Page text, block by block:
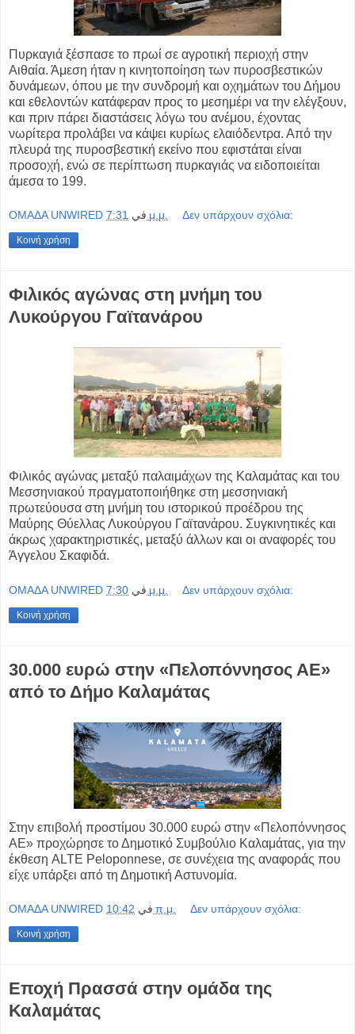
Πυρκαγιά ξέσπασε το πρωί σε αγροτική περιοχή στην
Αιθαία. Άμεση ήταν η κινητοποίηση των πυροσβεστικών
δυνάμεων, όπου με την συνδρομή και οχημάτων του Δήμου
και εθελοντών κατάφεραν προς το μεσημέρι να την ελέγξουν,
και πριν πάρει διαστάσεις λόγω του ανέμου, έχοντας
νωρίτερα προλάβει να κάψει κυρίως ελαιόδεντρα. Από την
πλευρά της πυροσβεστική εκείνο που εφιστάται είναι
προσοχή, ενώ σε περίπτωση πυρκαγιάς να ειδοποιείται
άμεσα το 199.
OMAΔΑ UNWIRED في 7:31 μ.μ. Δεν υπάρχουν σχόλια:
Κοινή χρήση
Φιλικός αγώνας στη μνήμη του
Λυκούργου Γαϊτανάρου
Φιλικός αγώνας μεταξύ παλαιμάχων της Καλαμάτας και του
Μεσσηνιακού πραγματοποιήθηκε στη μεσσηνιακή
πρωτεύουσα στη μνήμη του ιστορικού προέδρου της
Μαύρης Θύελλας Λυκούργου Γαϊτανάρου. Συγκινητικές και
άκρως χαρακτηριστικές, μεταξύ άλλων και οι αναφορές του
Άγγελου Σκαφιδά.
OMAΔΑ UNWIRED في 7:30 μ.μ. Δεν υπάρχουν σχόλια:
Κοινή χρήση
30.000 ευρώ στην «Πελοπόννησος ΑΕ»
από το Δήμο Καλαμάτας
Στην επιβολή προστίμου 30.000 ευρώ στην «Πελοπόννησος
ΑΕ» προχώρησε το Δημοτικό Συμβούλιο Καλαμάτας, για την
έκθεση ALTE Peloponnese, σε συνέχεια της αναφοράς που
είχε υπάρξει από τη Δημοτική Αστυνομία.
OMAΔΑ UNWIRED في 10:42 π.μ. Δεν υπάρχουν σχόλια:
Κοινή χρήση
Εποχή Πρασσά στην ομάδα της
Καλαμάτας